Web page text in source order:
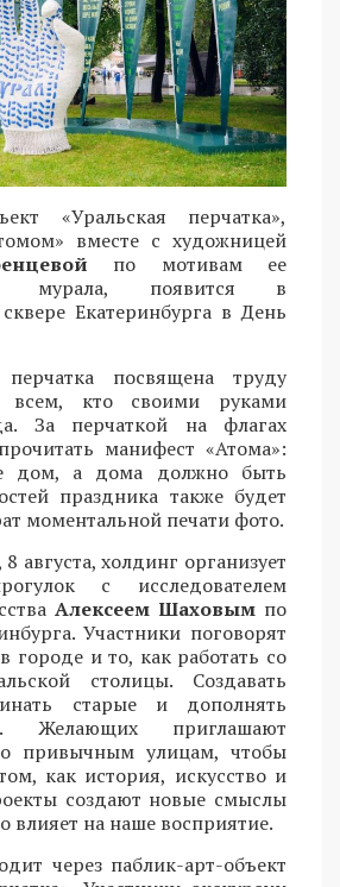
«Уральская перчатка»,
вместе с художницей
по мотивам ее
мурала, появится в
Екатеринбурга в День
перчатка посвящена труду
всем, кто своими руками
За перчаткой на флагах
манифест «Атома»:
дом, а дома должно быть
праздника также будет
моментальной печати фото.
августа, холдинг организует
с исследователем
Алексеем Шаховым по
Участники поговорят
городе и то, как работать со
столицы. Создавать
старые и дополнять
Желающих приглашают
привычным улицам, чтобы
как история, искусство и
создают новые смыслы
влияет на наше восприятие.
через паблик-арт-объект